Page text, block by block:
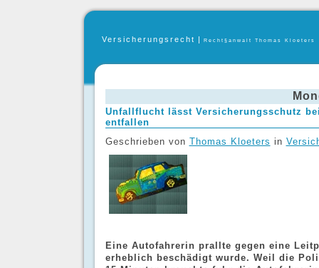
Versicherungsrecht | Recht§anwalt Thomas Kloeters
Unfallflucht lässt Versicherungsschutz
entfallen
Geschrieben von Thomas Kloeters in
Eine Autofahrerin prallte gegen eine
erheblich beschädigt wurde. Weil die